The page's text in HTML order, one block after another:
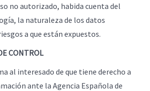
no autorizado, habida cuenta del
la naturaleza de los datos
a que están expuestos.
CONTROL
al interesado de que tiene derecho a
ante la Agencia Española de